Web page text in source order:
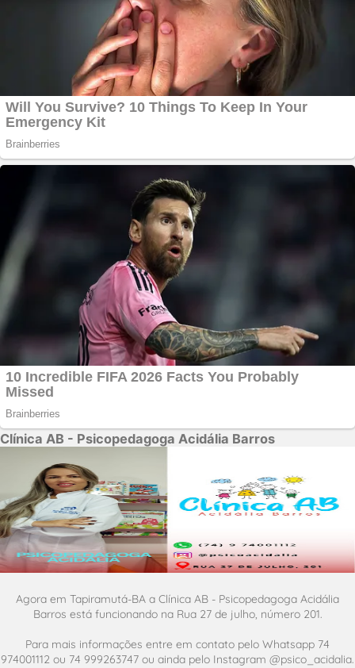
Clínica AB - Psicopedagoga Acidália Barros
Agora em Tapiramutá-BA a Clínica AB - Psicopedagoga Acidália
Barros está funcionando na Rua 27 de julho, número 201.
Para mais informações entre em contato pelo Whatsapp 74
974001112 ou 74 999263747 ou ainda pelo Instagram @psico_acidalia.